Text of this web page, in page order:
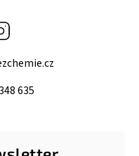
635